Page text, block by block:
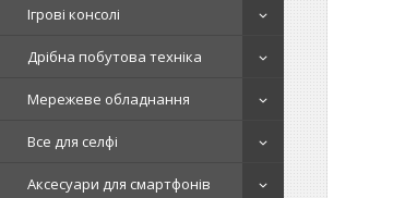
Ігрові консолі
Дрібна побутова техніка
Мережеве обладнання
Все для селфі
Аксесуари для смартфонів